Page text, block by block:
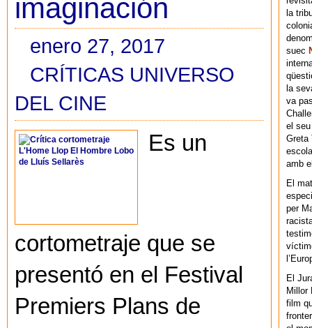
imaginación
enero 27, 2017
CRÍTICAS UNIVERSO
DEL CINE
Es un
cortometraje que se
presentó en el Festival
Premiers Plans de
la
suec
la
va
el
Greta
amb
El
per
El
Millor
film